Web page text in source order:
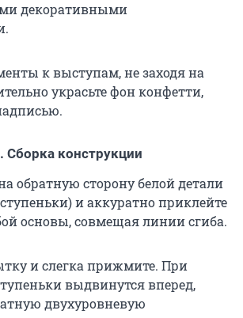
декоративными
к выступам, не заходя на
украсьте фон конфетти,
Сборка конструкции
обратную сторону белой детали
и аккуратно приклейте
основы, совмещая линии сгиба.
и слегка прижмите. При
выдвинутся вперед,
двухуровневую